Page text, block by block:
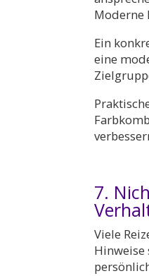
Moderne
Ein
eine
7.
Viele
Hinweise